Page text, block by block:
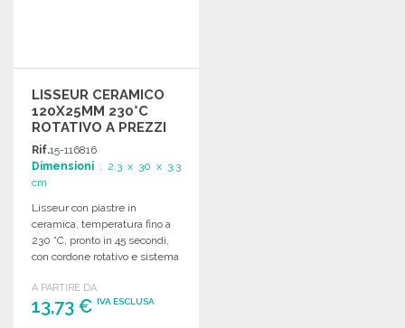
LISSEUR CERAMICO
120X25MM 230°C
ROTATIVO A PREZZI
ALL'INGROSSO
Rif.15-116816
Dimensioni : 2.3 x 30 x 3.3
cm
Lisseur con piastre in
ceramica, temperatura fino a
230 °C, pronto in 45 secondi,
con cordone rotativo e sistema
A PARTIRE DA
13,73 € IVA ESCLUSA